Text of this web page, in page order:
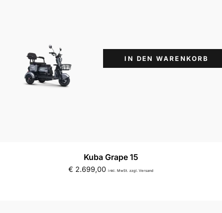
IN DEN WARENKORB
Kuba Grape 15
€ 2.699,00 inkl. MwSt. zzgl. Versand